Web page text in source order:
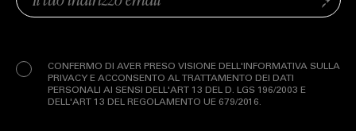
(Obbligatorio)
CONFERMO DI AVER PRESO VISIONE DELL'INFORMATIVA SULLA
PRIVACY E ACCONSENTO AL TRATTAMENTO DEI DATI
PERSONALI AI SENSI DELL'ART 13 DEL D. LGS 196/2003 E
DELL'ART 13 DEL REGOLAMENTO UE 679/2016.
Invia